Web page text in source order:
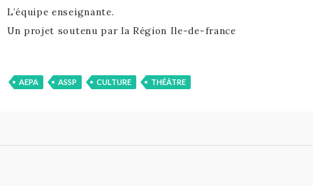
L’équipe enseignante.
Un projet soutenu par la Région Ile-de-france
AEPA ASSP CULTURE THÉÂTRE